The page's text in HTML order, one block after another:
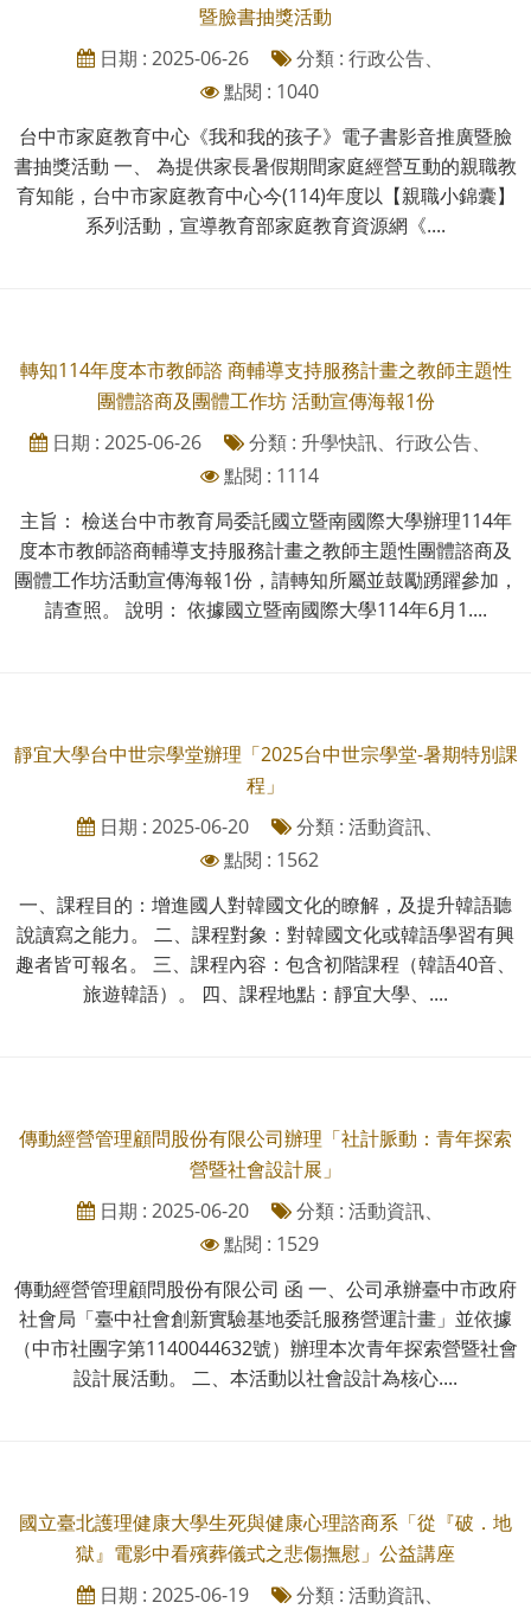
暨臉書抽獎活動
日期 : 2025-06-26
分類 : 行政公告、
點閱 : 1040
台中市家庭教育中心《我和我的孩子》電子書影音推廣暨臉
書抽獎活動 一、 為提供家長暑假期間家庭經營互動的親職教
育知能，台中市家庭教育中心今(114)年度以【親職小錦囊】
系列活動，宣導教育部家庭教育資源網《....
轉知114年度本市教師諮 商輔導支持服務計畫之教師主題性
團體諮商及團體工作坊 活動宣傳海報1份
日期 : 2025-06-26
分類 : 升學快訊、行政公告、
點閱 : 1114
主旨： 檢送台中市教育局委託國立暨南國際大學辦理114年
度本市教師諮商輔導支持服務計畫之教師主題性團體諮商及
團體工作坊活動宣傳海報1份，請轉知所屬並鼓勵踴躍參加，
請查照。 說明： 依據國立暨南國際大學114年6月1....
靜宜大學台中世宗學堂辦理「2025台中世宗學堂-暑期特別課
程」
日期 : 2025-06-20
分類 : 活動資訊、
點閱 : 1562
一、課程目的：增進國人對韓國文化的瞭解，及提升韓語聽
說讀寫之能力。 二、課程對象：對韓國文化或韓語學習有興
趣者皆可報名。 三、課程內容：包含初階課程（韓語40音、
旅遊韓語）。 四、課程地點：靜宜大學、....
傳動經營管理顧問股份有限公司辦理「社計脈動：青年探索
營暨社會設計展」
日期 : 2025-06-20
分類 : 活動資訊、
點閱 : 1529
傳動經營管理顧問股份有限公司 函 一、公司承辦臺中市政府
社會局「臺中社會創新實驗基地委託服務營運計畫」並依據
（中市社團字第1140044632號）辦理本次青年探索營暨社會
設計展活動。 二、本活動以社會設計為核心....
國立臺北護理健康大學生死與健康心理諮商系「從『破．地
獄』電影中看殯葬儀式之悲傷撫慰」公益講座
日期 : 2025-06-19
分類 : 活動資訊、